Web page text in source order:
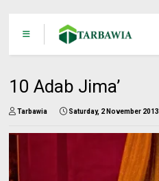
10 Adab Jima’
Tarbawia Saturday, 2 November 2013